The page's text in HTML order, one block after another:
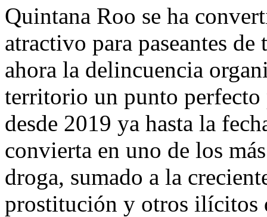
Quintana Roo se ha
atractivo para paseantes
ahora la delincuencia
territorio un punto perfecto
desde 2019 ya hasta la
convierta en uno de los
droga, sumado a la
prostitución y otros ilícitos